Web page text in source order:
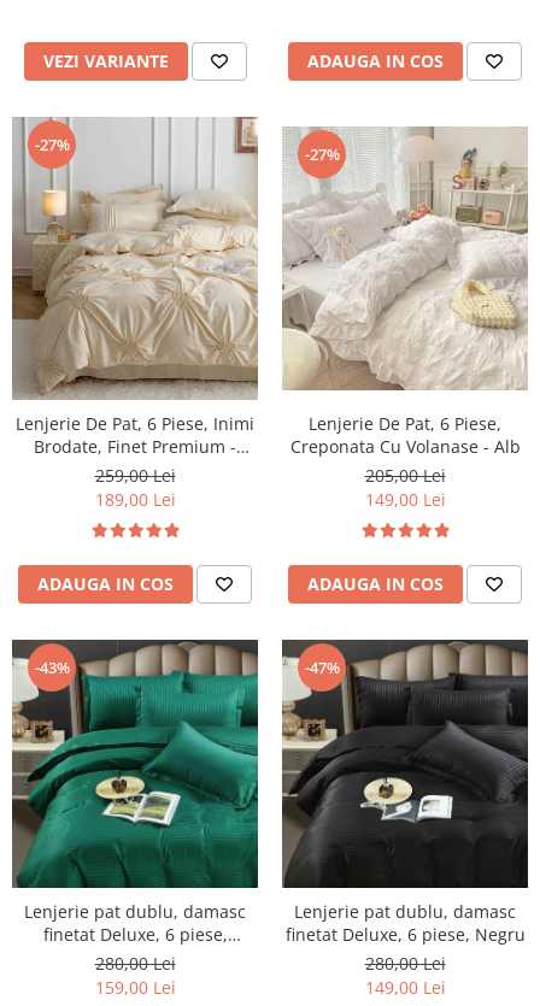
VEZI VARIANTE ADAUGA IN COS
-27%
Lenjerie De Pat, 6 Piese, Inimi
Brodate, Finet Premium -
Crem
259,00 Lei
189,00 Lei
ADAUGA IN COS
-27%
Lenjerie De Pat, 6 Piese,
Creponata Cu Volanase - Alb
205,00 Lei
149,00 Lei
ADAUGA IN COS
-43%
Lenjerie pat dublu, damasc
finetat Deluxe, 6 piese,
cearceaf pat cu elastic, Verde
280,00 Lei
159,00 Lei
-47%
Lenjerie pat dublu, damasc
finetat Deluxe, 6 piese, Negru
280,00 Lei
149,00 Lei